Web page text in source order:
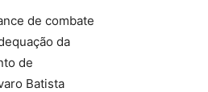
de combate
da
de
Batista